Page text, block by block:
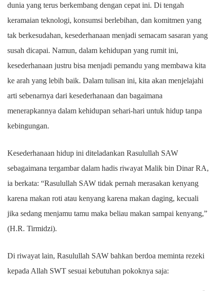
dunia yang terus berkembang dengan cepat ini. Di tengah
keramaian teknologi, konsumsi berlebihan, dan komitmen yang
tak berkesudahan, kesederhanaan menjadi semacam sasaran yang
susah dicapai. Namun, dalam kehidupan yang rumit ini,
kesederhanaan justru bisa menjadi pemandu yang membawa kita
ke arah yang lebih baik. Dalam tulisan ini, kita akan menjelajahi
arti sebenarnya dari kesederhanaan dan bagaimana
menerapkannya dalam kehidupan sehari-hari untuk hidup tanpa
kebingungan.
Kesederhanaan hidup ini diteladankan Rasulullah SAW
sebagaimana tergambar dalam hadis riwayat Malik bin Dinar RA,
ia berkata: “Rasulullah SAW tidak pernah merasakan kenyang
karena makan roti atau kenyang karena makan daging, kecuali
jika sedang menjamu tamu maka beliau makan sampai kenyang,”
(H.R. Tirmidzi).
Di riwayat lain, Rasulullah SAW bahkan berdoa meminta rezeki
kepada Allah SWT sesuai kebutuhan pokoknya saja: